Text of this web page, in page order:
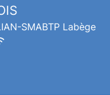
SMABTP Labège